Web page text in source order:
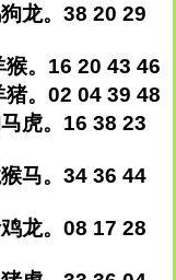
龙。38 20 29
猴。16 20 43 46
猪。02 04 39 48
虎。16 38 23
马。34 36 44
龙。08 17 28